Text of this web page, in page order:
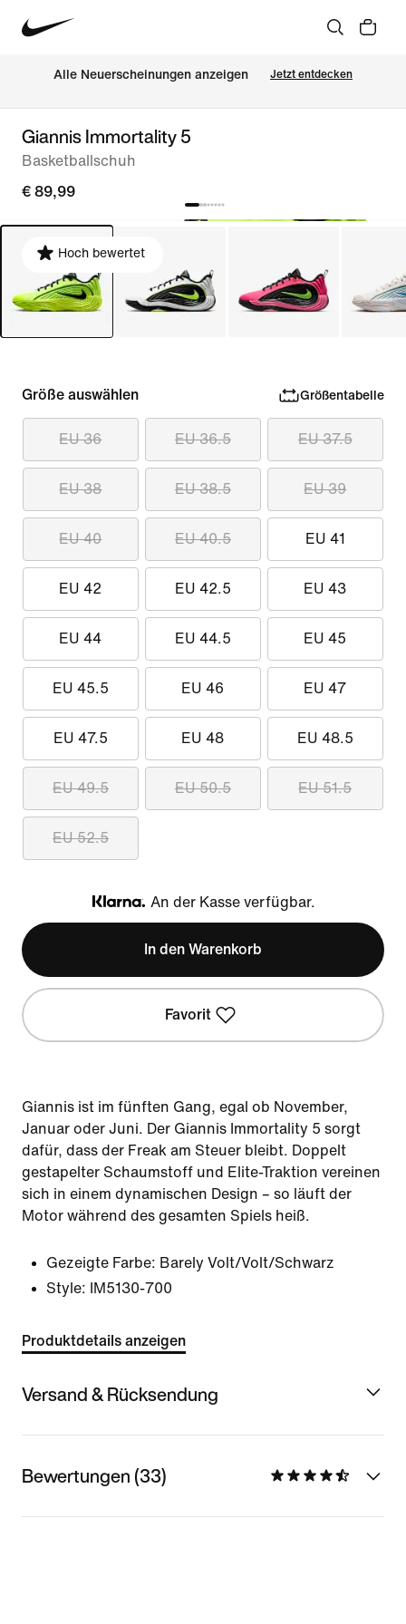
Alle Neuerscheinungen anzeigen Jetzt entdecken
Giannis Immortality 5
Basketballschuh
€ 89,99
Hoch bewertet
Größe auswählen Größentabelle
EU 36 EU 36.5 EU 37.5
EU 38 EU 38.5 EU 39
EU 40 EU 40.5 EU 41
EU 42 EU 42.5 EU 43
EU 44 EU 44.5 EU 45
EU 45.5 EU 46 EU 47
EU 47.5 EU 48 EU 48.5
EU 49.5 EU 50.5 EU 51.5
EU 52.5
Klarna
An der Kasse verfügbar.
In den Warenkorb
Favorit
Giannis ist im fünften Gang, egal ob November,
Januar oder Juni. Der Giannis Immortality 5 sorgt
dafür, dass der Freak am Steuer bleibt. Doppelt
gestapelter Schaumstoff und Elite-Traktion vereinen
sich in einem dynamischen Design – so läuft der
Motor während des gesamten Spiels heiß.
Gezeigte Farbe: Barely Volt/Volt/Schwarz
Style:
IM5130-700
Produktdetails anzeigen
Versand & Rücksendung
Bewertungen (33)